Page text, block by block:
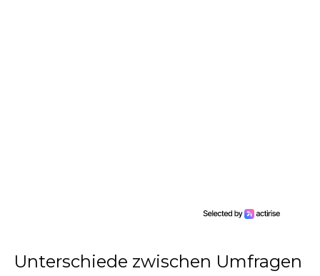
Unterschiede zwischen Umfragen